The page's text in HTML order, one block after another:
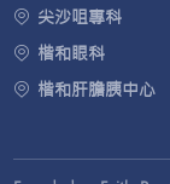
尖沙咀專科
楷和眼科
楷和肝膽胰中心